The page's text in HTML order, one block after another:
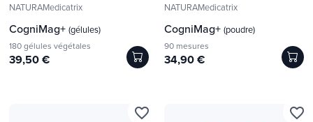
NATURAMedicatrix
CogniMag+ (gélules)
180 gélules végétales
39,50 €
NATURAMedicatrix
CogniMag+ (poudre)
90 mesures
34,90 €
favorite_border favorite_border